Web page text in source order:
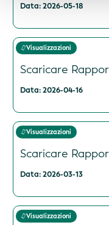
Data: 2026-05-18
Visualizzazioni
Scaricare
Data: 2026-04-16
Visualizzazioni
Scaricare
Data: 2026-03-13
Visualizzazioni